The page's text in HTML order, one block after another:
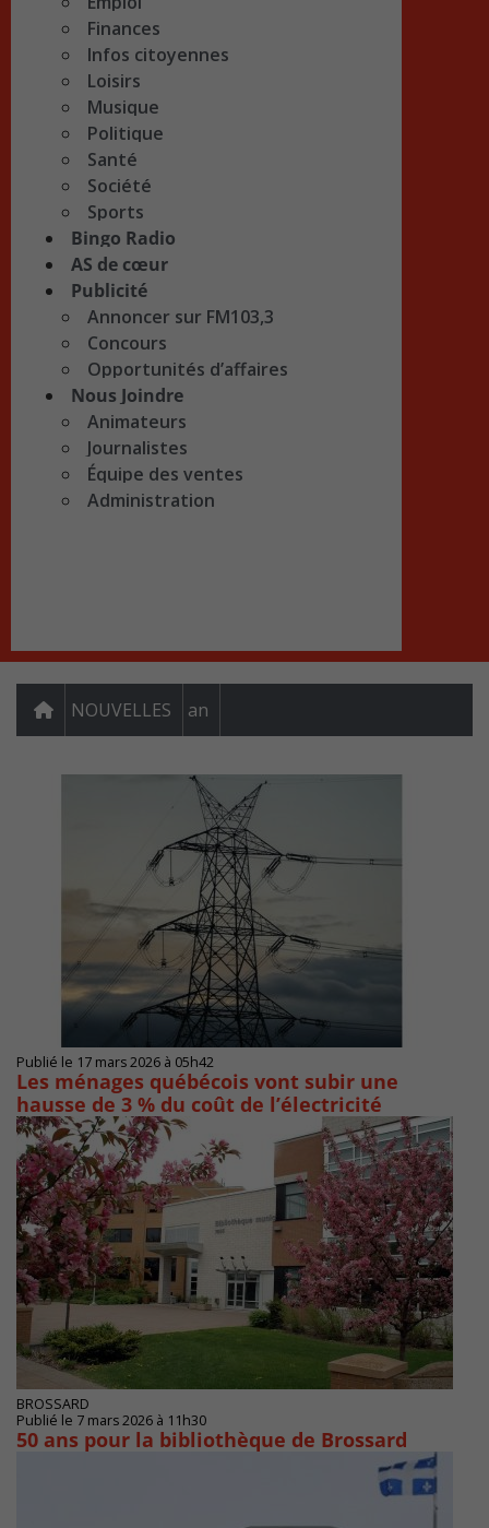
Finances
Infos citoyennes
Loisirs
Musique
Politique
Santé
Société
Sports
Bingo Radio
AS de cœur
Publicité
Annoncer sur FM103,3
Concours
Opportunités d’affaires
Nous Joindre
Animateurs
Journalistes
Équipe des ventes
Administration
NOUVELLES an
Publié le 17 mars 2026 à 05h42
Les ménages québécois vont subir une
hausse de 3 % du coût de l’électricité
BROSSARD
Publié le 7 mars 2026 à 11h30
50 ans pour la bibliothèque de Brossard